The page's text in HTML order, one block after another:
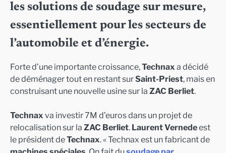
les solutions de soudage sur mesure,
essentiellement pour les secteurs de
l’automobile et d’énergie.
Forte d’une importante croissance,Technax a décidé
de déménager tout en restant surSaint-Priest, mais en
construisant une nouvelle usine sur la ZAC Berliet.
Technax va investir 7M d’euros dans un projet de
relocalisation sur la ZAC Berliet. Laurent Vernedeest
le président deTechnax. « Technax est un fabricant de